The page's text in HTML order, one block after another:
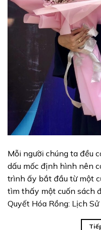
Mỗi người chúng ta đều
dấu mốc định hình nên
trình ấy bắt đầu từ một
tìm thấy một cuốn sách
Quyết Hóa Rồng: Lịch